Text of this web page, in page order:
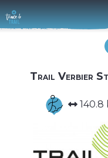
Trail Verbier
140.8